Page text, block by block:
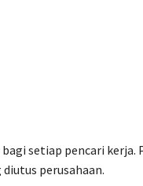
setiap pencari kerja.
perusahaan.